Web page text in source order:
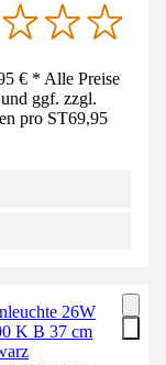
€ * Alle Preise
ggf. zzgl.
pro ST69,95
26W
K B 37 cm